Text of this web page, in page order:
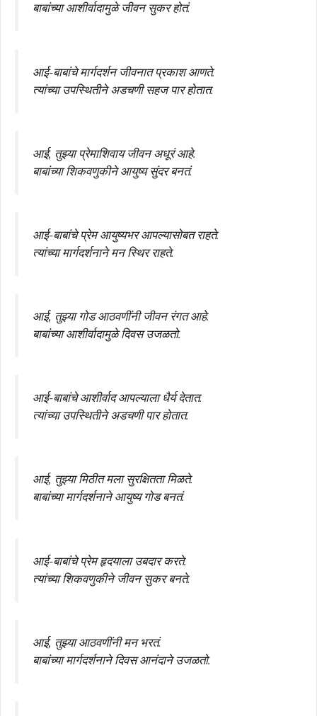
बाबांच्या आशीर्वादामुळे जीवन सुकर होतं.
आई-बाबांचे मार्गदर्शन जीवनात प्रकाश आणते.
त्यांच्या उपस्थितीने अडचणी सहज पार होतात.
आई, तुझ्या प्रेमाशिवाय जीवन अधूरं आहे.
बाबांच्या शिकवणुकीने आयुष्य सुंदर बनतं.
आई-बाबांचे प्रेम आयुष्यभर आपल्यासोबत राहते.
त्यांच्या मार्गदर्शनाने मन स्थिर राहते.
आई, तुझ्या गोड आठवणींनी जीवन रंगत आहे.
बाबांच्या आशीर्वादामुळे दिवस उजळतो.
आई-बाबांचे आशीर्वाद आपल्याला धैर्य देतात.
त्यांच्या उपस्थितीने अडचणी पार होतात.
आई, तुझ्या मिठीत मला सुरक्षितता मिळते.
बाबांच्या मार्गदर्शनाने आयुष्य गोड बनतं.
आई-बाबांचे प्रेम हृदयाला उबदार करते.
त्यांच्या शिकवणुकीने जीवन सुकर बनते.
आई, तुझ्या आठवणींनी मन भरतं.
बाबांच्या मार्गदर्शनाने दिवस आनंदाने उजळतो.